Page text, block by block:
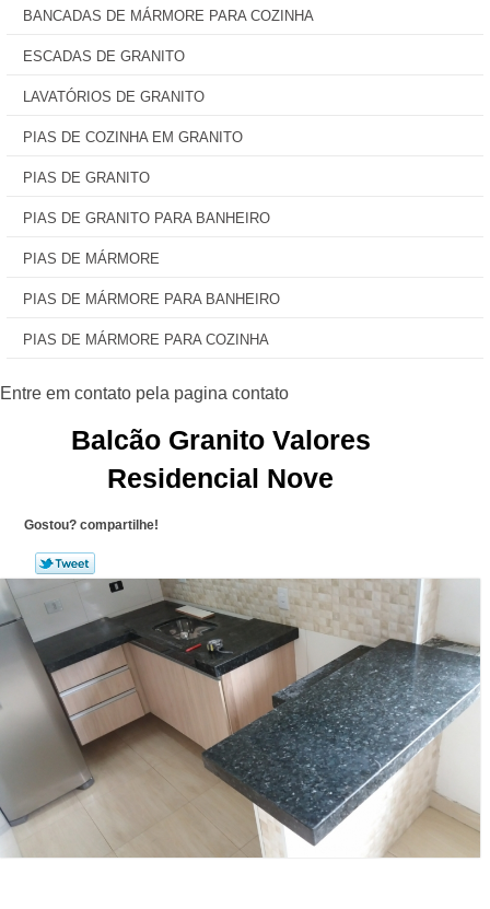
BANCADAS DE MÁRMORE PARA COZINHA
ESCADAS DE GRANITO
LAVATÓRIOS DE GRANITO
PIAS DE COZINHA EM GRANITO
PIAS DE GRANITO
PIAS DE GRANITO PARA BANHEIRO
PIAS DE MÁRMORE
PIAS DE MÁRMORE PARA BANHEIRO
PIAS DE MÁRMORE PARA COZINHA
Balcão Granito Valores
Residencial Nove
Gostou? compartilhe!